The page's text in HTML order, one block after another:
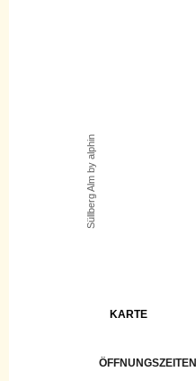
Süllberg Alm by alphin
KARTE
ÖFFNUNGSZEITEN